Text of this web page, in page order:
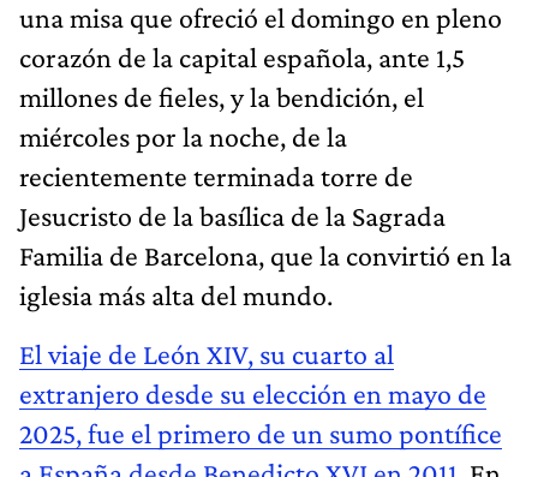
una misa que ofreció el domingo en pleno
corazón de la capital española, ante 1,5
millones de fieles, y la bendición, el
miércoles por la noche, de la
recientemente terminada torre de
Jesucristo de la basílica de la Sagrada
Familia de Barcelona, que la convirtió en la
iglesia más alta del mundo.
El viaje de León XIV, su cuarto al
extranjero desde su elección en mayo de
2025, fue el primero de un sumo pontífice